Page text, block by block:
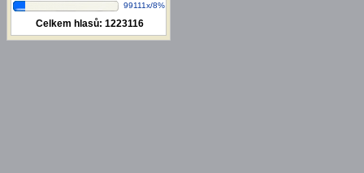
99111x/8%
Celkem hlasů: 1223116